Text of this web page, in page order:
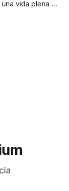
sinceridad,
vida plena ✨
de tu